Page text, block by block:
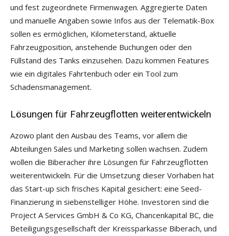
und fest zugeordnete Firmenwagen. Aggregierte Daten
und manuelle Angaben sowie Infos aus der Telematik-Box
sollen es ermöglichen, Kilometerstand, aktuelle
Fahrzeugposition, anstehende Buchungen oder den
Füllstand des Tanks einzusehen. Dazu kommen Features
wie ein digitales Fahrtenbuch oder ein Tool zum
Schadensmanagement.
Lösungen für Fahrzeugflotten weiterentwickeln
Azowo plant den Ausbau des Teams, vor allem die
Abteilungen Sales und Marketing sollen wachsen. Zudem
wollen die Biberacher ihre Lösungen für Fahrzeugflotten
weiterentwickeln. Für die Umsetzung dieser Vorhaben hat
das Start-up sich frisches Kapital gesichert: eine Seed-
Finanzierung in siebenstelliger Höhe. Investoren sind die
Project A Services GmbH & Co KG, Chancenkapital BC, die
Beteiligungsgesellschaft der Kreissparkasse Biberach, und